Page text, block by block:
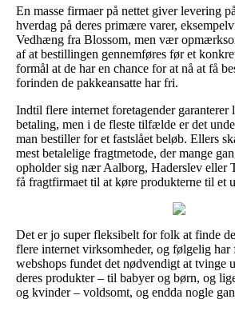
En masse firmaer på nettet giver levering
hverdag på deres primære varer,
Vedhæng fra Blossom, men vær
af at bestillingen gennemføres før et
formål at de har en chance for at nå at få
forinden de pakkeansatte har fri.
Indtil flere internet foretagender garanterer
betaling, men i de fleste tilfælde er det
man bestiller for et fastslået beløb. Ellers
mest betalelige fragtmetode, der mange
opholder sig nær Aalborg, Haderslev eller
få fragtfirmaet til at køre produkterne til et
Det er jo super fleksibelt for folk at finde
flere internet virksomheder, og følgelig
webshops fundet det nødvendigt at tvinge
deres produkter – til babyer og børn, og
og kvinder – voldsomt, og endda nogle